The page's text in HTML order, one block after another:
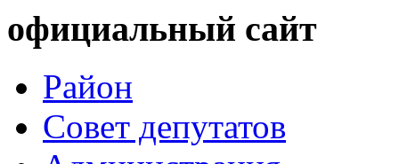
официальный сайт
Район
Совет депутатов